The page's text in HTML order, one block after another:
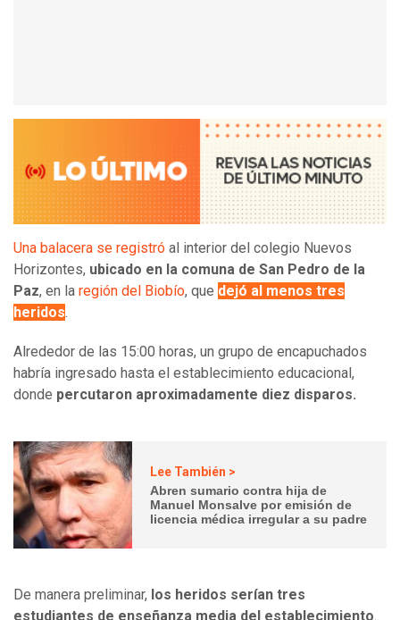
Una balacera se registró al interior del colegio Nuevos
Horizontes, ubicado en la comuna de San Pedro de la
Paz, en la región del Biobío, que dejó al menos tres
heridos.
Alrededor de las 15:00 horas, un grupo de encapuchados
habría ingresado hasta el establecimiento educacional,
donde percutaron aproximadamente diez disparos.
Lee También >
Abren sumario contra hija de
Manuel Monsalve por emisión de
licencia médica irregular a su padre
De manera preliminar, los heridos serían tres
estudiantes de enseñanza media del establecimiento.